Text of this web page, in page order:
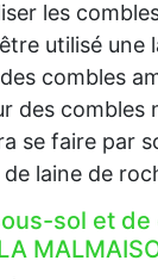
les
utilisé une
combles
des combles
se faire par
laine de
sol et de